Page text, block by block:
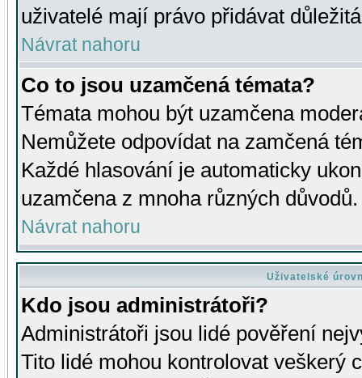
uživatelé mají právo přidávat
Návrat nahoru
Co to jsou uzamčená témata?
Témata mohou být uzamčena
Nemůžete odpovídat na zamčená
Každé hlasování je automaticky
uzamčena z mnoha různých důvodů.
Návrat nahoru
Uživatelské
Kdo jsou administrátoři?
Administrátoři jsou lidé pověření
Tito lidé mohou kontrolovat veškerý